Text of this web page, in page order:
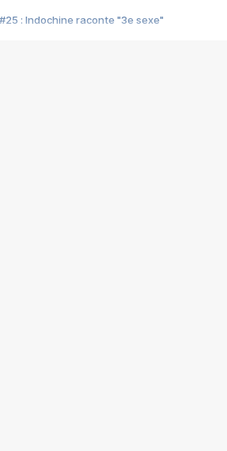
#25 : Indochine raconte "3e sexe"